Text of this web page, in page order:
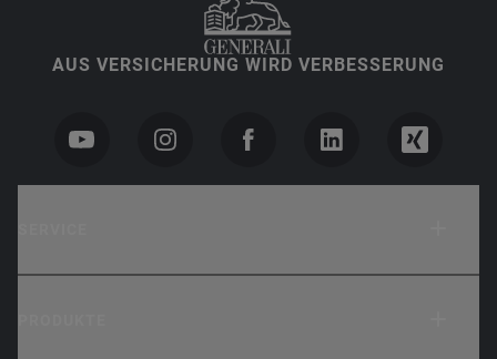
AUS VERSICHERUNG WIRD VERBESSERUNG